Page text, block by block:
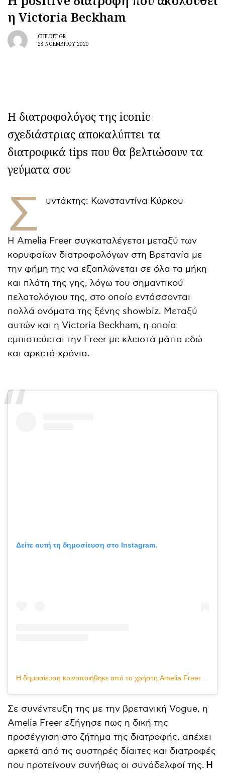
η Victoria Beckham
CHILDIT.GR
28 ΝΟΕΜΒΡΊΟΥ 2020
Η διατροφολόγος της iconic
σχεδιάστριας αποκαλύπτει τα
διατροφικά tips που θα βελτιώσουν τα
γεύματα σου
Σ υντάκτης: Κωνσταντίνα Κύρκου
Η Amelia Freer συγκαταλέγεται μεταξύ των
κορυφαίων διατροφολόγων στη Βρετανία με
την φήμη της να εξαπλώνεται σε όλα τα μήκη
και πλάτη της γης, λόγω του σημαντικού
πελατολόγιου της, στο οποίο εντάσσονται
πολλά ονόματα της ξένης showbiz. Μεταξύ
αυτών και η Victoria Beckham, η οποία
εμπιστεύεται την Freer με κλειστά μάτια εδώ
και αρκετά χρόνια.
Δείτε αυτή τη δημοσίευση στο Instagram.
Σε συνέντευξη της με την βρετανική Vogue, η
Amelia Freer εξήγησε πως η δική της
προσέγγιση στο ζήτημα της διατροφής, απέχει
αρκετά από τις αυστηρές δίαιτες και διατροφές
που προτείνουν συνήθως οι συνάδελφοί της. Η